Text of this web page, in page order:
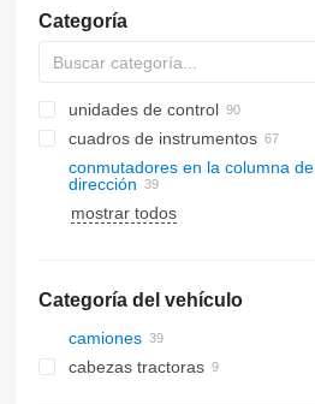
Categoría
unidades de control
cuadros de instrumentos
conmutadores en la columna de
dirección
mostrar todos
Categoría del vehículo
camiones
cabezas tractoras